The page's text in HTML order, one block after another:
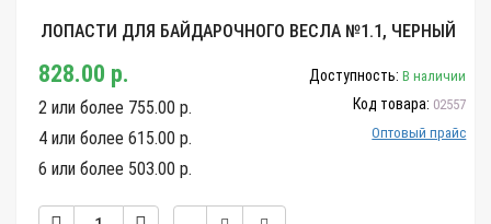
ЛОПАСТИ ДЛЯ БАЙДАРОЧНОГО ВЕСЛА №1.1, ЧЕРНЫЙ
828.00 р.
2 или более 755.00 р.
4 или более 615.00 р.
6 или более 503.00 р.
Доступность: В наличии
Код товара: 02557
Оптовый прайс